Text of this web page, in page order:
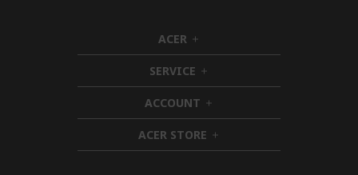
ACER h
i
d
d
e
n
SERVICE h
i
d
d
e
n
ACCOUNT h
i
d
d
ACER STORE h
i